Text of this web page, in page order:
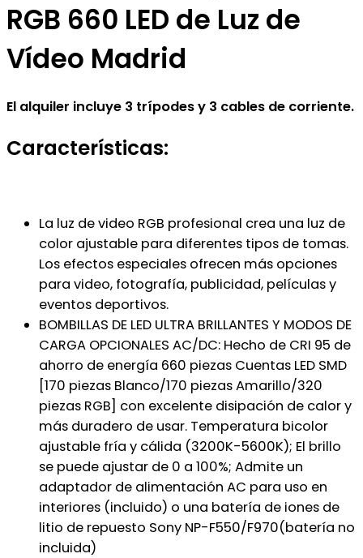
RGB 660 LED de Luz de
Vídeo Madrid
El alquiler incluye 3 trípodes y 3 cables de corriente.
Características:
La luz de video RGB profesional crea una luz de
color ajustable para diferentes tipos de tomas.
Los efectos especiales ofrecen más opciones
para video, fotografía, publicidad, películas y
eventos deportivos.
BOMBILLAS DE LED ULTRA BRILLANTES Y MODOS DE
CARGA OPCIONALES AC/DC: Hecho de CRI 95 de
ahorro de energía 660 piezas Cuentas LED SMD
[170 piezas Blanco/170 piezas Amarillo/320
piezas RGB] con excelente disipación de calor y
más duradero de usar. Temperatura bicolor
ajustable fría y cálida (3200K-5600K); El brillo
se puede ajustar de 0 a 100%; Admite un
adaptador de alimentación AC para uso en
interiores (incluido) o una batería de iones de
litio de repuesto Sony NP-F550/F970(batería no
incluida)